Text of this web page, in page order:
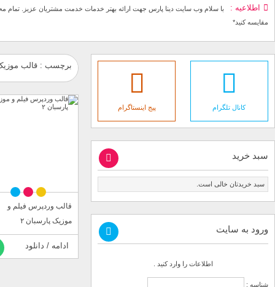
اطلاعیه
مقایسه کنید*
برچسب : قالب موزیک
قالب وردپرس فیلم و
موزیک پارسبان ۲
ادامه / دانلود
کانال تلگرام پیج اینستاگرام
سبد خرید
سبد خریدتان خالی است.
ورود به سایت
اطلاعات را وارد کنید .
شناسه :